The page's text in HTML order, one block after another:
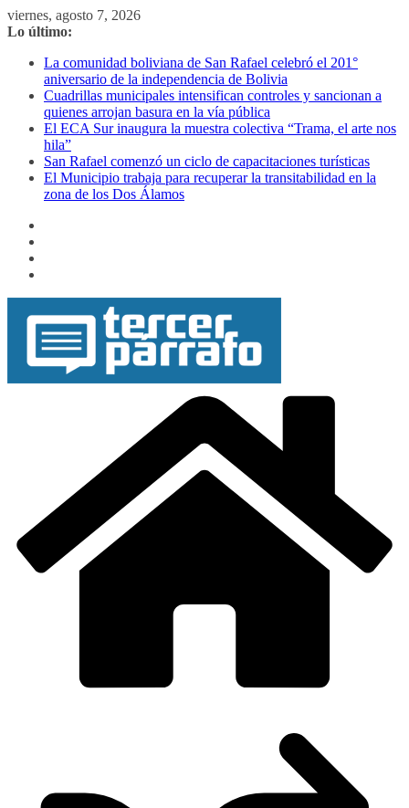
Saltar
al
viernes, agosto 7, 2026
Lo último:
La comunidad boliviana de San Rafael celebró el 201°
aniversario de la independencia de Bolivia
Cuadrillas municipales intensifican controles y sancionan a
quienes arrojan basura en la vía pública
El ECA Sur inaugura la muestra colectiva “Trama, el arte nos
hila”
San Rafael comenzó un ciclo de capacitaciones turísticas
El Municipio trabaja para recuperar la transitabilidad en la
zona de los Dos Álamos